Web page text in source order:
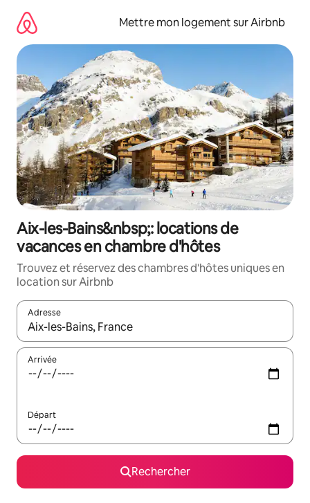
directement
contenu
Mettre mon logement sur Airbnb
Aix-les-Bains&nbsp;: locations de
vacances en chambre d'hôtes
Trouvez et réservez des chambres d'hôtes uniques en
location sur Airbnb
Adresse
Lorsque les résultats s'affichent, utilisez les flèches vers le
Arrivée
Départ
Rechercher